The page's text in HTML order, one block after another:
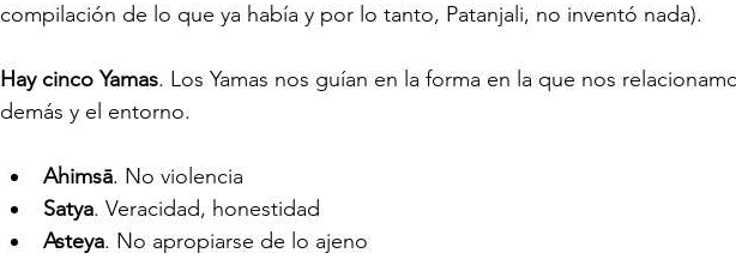
compilación de lo que ya había y por lo tanto, Patanjali, no inventó nada).
Hay cinco Yamas. Los Yamas nos guían en la forma en la que nos
demás y el entorno.
Ahimsā. No violencia
Satya. Veracidad, honestidad
Asteya. No apropiarse de lo ajeno